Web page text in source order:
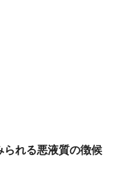
れる悪液質の徴候